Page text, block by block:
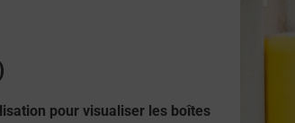
pour visualiser les boîtes